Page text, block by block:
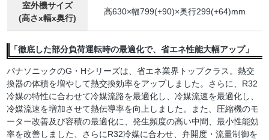
室外機サイズ
(高さx幅x奥行)
高630×幅799(+90)×奥行299(+64)mm
「徹底した部分負荷運転時の最適化で、省エネ性能大幅アップ」
パナソニックのG・Hシリーズは、省エネ業界トップクラス。熱交
換器の体積を増やして熱交換効率をアップしました。さらに、R32
冷媒の特性に合わせて冷媒流路を最適化し、冷媒流速を最適化し、
冷媒流速を増加させて熱伝導率を向上しました。また、圧縮機のモ
ーター改善及び容積の最適化に、発生頻度の高い中間、最小性能効
率を改善しました、さらにR32冷媒に合わせ、弁開度・流量制御を